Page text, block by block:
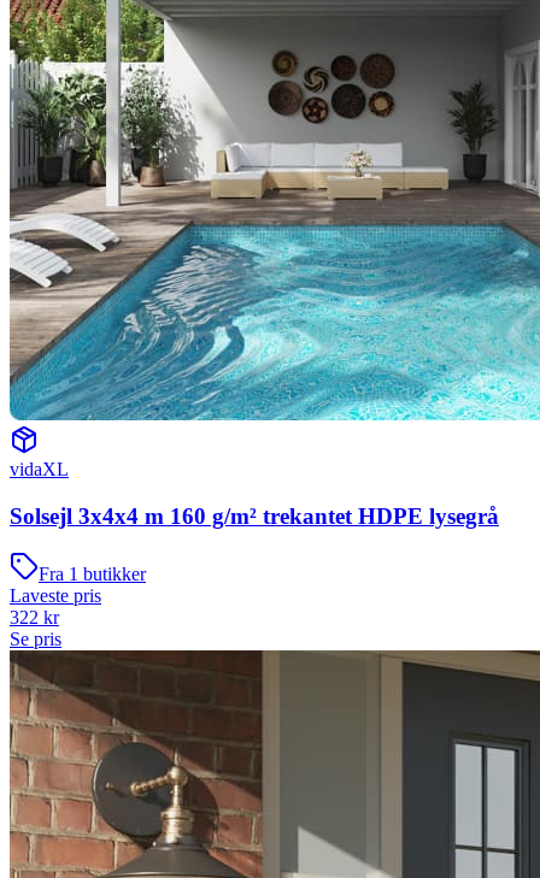
vidaXL
Solsejl 3x4x4 m 160 g/m² trekantet HDPE lysegrå
Fra 1 butikker
Laveste pris
322 kr
Se pris